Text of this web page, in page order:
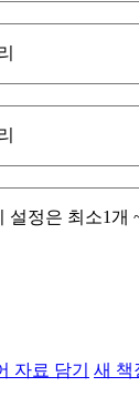
설정은 최소1개
자료 담기 새 책